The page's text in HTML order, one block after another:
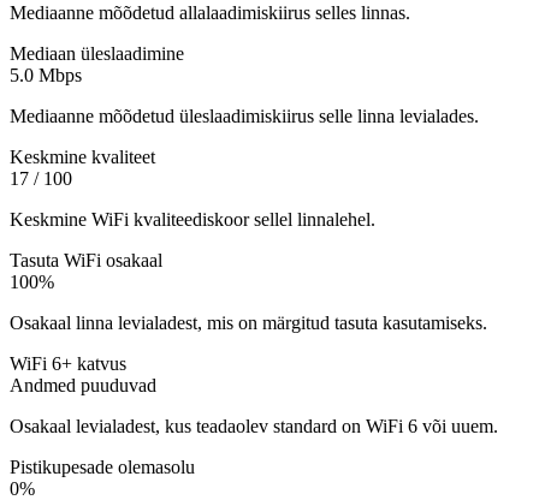
Mediaanne mõõdetud allalaadimiskiirus selles linnas.
Mediaan üleslaadimine
5.0 Mbps
Mediaanne mõõdetud üleslaadimiskiirus selle linna levialades.
Keskmine kvaliteet
17 / 100
Keskmine WiFi kvaliteediskoor sellel linnalehel.
Tasuta WiFi osakaal
100%
Osakaal linna levialadest, mis on märgitud tasuta kasutamiseks.
WiFi 6+ katvus
Andmed puuduvad
Osakaal levialadest, kus teadaolev standard on WiFi 6 või uuem.
Pistikupesade olemasolu
0%